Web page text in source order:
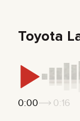
Toyota
0:00 0:16